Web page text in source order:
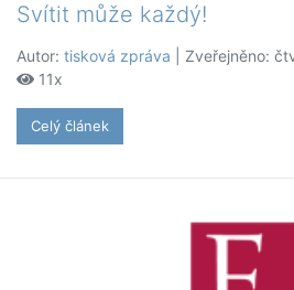
Svítit může každý!
Autor: tisková zpráva | Zveřejněno:
11x
Celý článek